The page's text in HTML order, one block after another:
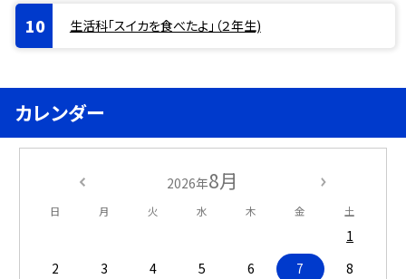
生活科「スイカを食べたよ」（２年生)
カレンダー
2026年8月
日 月 火 水 木 金 土
1
2
3 4 5 6 7
8